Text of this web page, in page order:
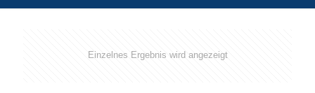
Einzelnes Ergebnis wird angezeigt